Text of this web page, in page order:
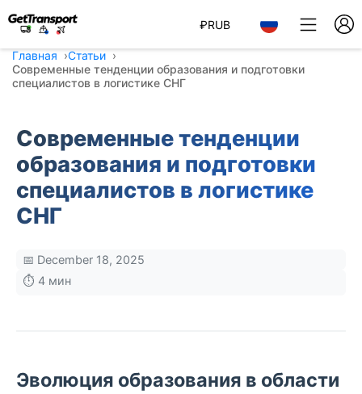
₽RUB
Главная
Статьи
Современные тенденции образования и подготовки
специалистов в логистике СНГ
Современные тенденции
образования и подготовки
специалистов в логистике
СНГ
📅 December 18, 2025
⏱️ 4 мин
Эволюция образования в области